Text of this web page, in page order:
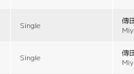
Single
傳
Single
傳